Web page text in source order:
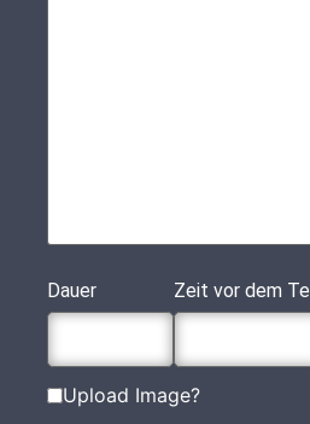
Dauer Zeit vor dem
Upload Image?